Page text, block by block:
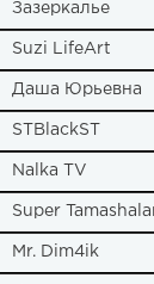
Зазеркалье
Suzi LifeArt
Даша Юрьевна
STBlackST
Nalka TV
Super
Mr. Dim4ik